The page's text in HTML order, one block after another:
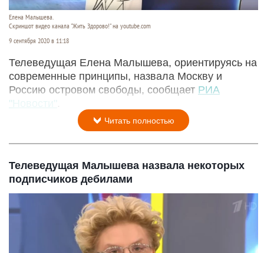
Елена Малышева.
Скриншот видео канала "Жить Здорово!" на youtube.com
9 сентября 2020 в 11:18
Телеведущая Елена Малышева, ориентируясь на
современные принципы, назвала Москву и
Россию островом свободы, сообщает РИА
"Новости"
Читать полностью
Телеведущая Малышева назвала некоторых
подписчиков дебилами